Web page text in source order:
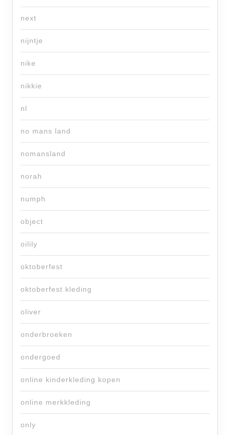
next
nijntje
nike
nikkie
nl
no mans land
nomansland
norah
numph
object
oilily
oktoberfest
oktoberfest kleding
oliver
onderbroeken
ondergoed
online kinderkleding kopen
online merkkleding
only